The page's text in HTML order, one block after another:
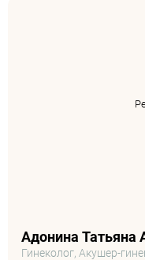
Адонина Татьяна
Гинеколог, Акушер-